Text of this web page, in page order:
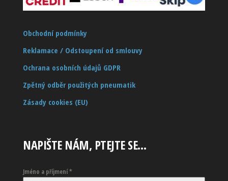
Obchodní podmínky
Reklamace / Odstoupení od smlouvy
Ochrana osobních údajů GDPR
Zpětný odběr použitých pneumatik
Zásady cookies (EU)
NAPIŠTE NÁM, PTEJTE SE…
Jméno a příjmení*